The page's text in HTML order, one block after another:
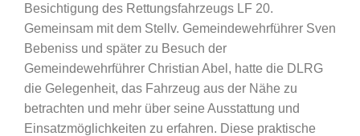
Besichtigung des Rettungsfahrzeugs LF 20.
Gemeinsam mit dem Stellv. Gemeindewehrführer Sven
Bebeniss und später zu Besuch der
Gemeindewehrführer Christian Abel, hatte die DLRG
die Gelegenheit, das Fahrzeug aus der Nähe zu
betrachten und mehr über seine Ausstattung und
Einsatzmöglichkeiten zu erfahren. Diese praktische